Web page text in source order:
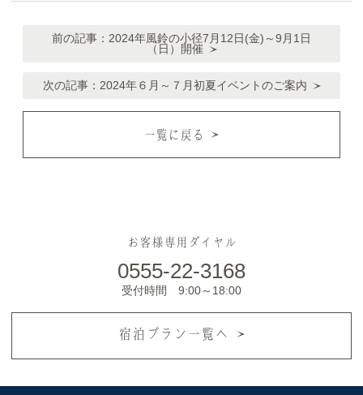
前の記事： 2024年風鈴の小径7月12日(金)～9月1日
（日）開催
次の記事： 2024年６月～７月初夏イベントのご案内
一覧に戻る
お客様専用ダイヤル
0555-22-3168
受付時間 9:00～18:00
宿泊プラン一覧へ